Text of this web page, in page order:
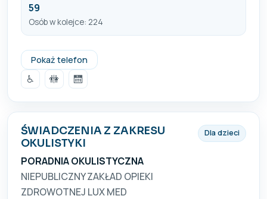
59
Osób w kolejce: 224
Pokaż telefon
+48 17 859 20 20
♿
🚻 🛗
ŚWIADCZENIA Z ZAKRESU
OKULISTYKI
PORADNIA OKULISTYCZNA
NIEPUBLICZNY ZAKŁAD OPIEKI
ZDROWOTNEJ LUX MED
Dla dzieci